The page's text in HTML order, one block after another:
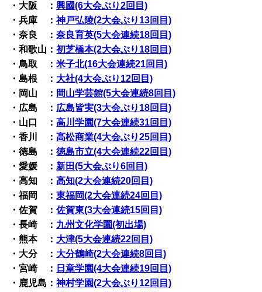
・大阪 ：興國(6大会ぶり2回目)
・兵庫 ：神戸弘陵(2大会ぶり13回目)
・奈良 ：奈良育英(5大会連続18回目)
・和歌山：初芝橋本(2大会ぶり18回目)
・鳥取 ：米子北(16大会連続21回目)
・島根 ： 大社(4大会ぶり12回目)
・岡山 ： 岡山学芸館(5大会連続8回目)
・広島 ： 広島皆実(3大会ぶり18回目)
・山口 ：高川学園(7大会連続31回目)
・香川 ：高松商業(4大会ぶり25回目)
・徳島 ：徳島市立(4大会連続22回目)
・愛媛 ： 新田(5大会ぶり6回目)
・高知 ：高知(2大会連続20回目)
・福岡 ：東福岡(2大会連続24回目)
・佐賀 ：佐賀東(3大会連続15回目)
・長崎 ： 九州文化学園(初出場)
・熊本 ： 大津(5大会連続22回目)
・大分 ： 大分鶴崎(2大会連続8回目)
・宮崎 ： 日章学園(4大会連続19回目)
・鹿児島：神村学園(2大会ぶり12回目)